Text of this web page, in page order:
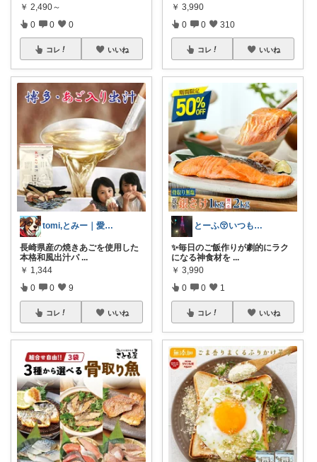
￥ 2,490～
0 0 0
コレ いいね
tomi,とみー｜愛犬家🐾
長崎県産の焼きあごを使用した
本格和風出汁パ ...
￥ 1,344
0 0 9
コレ いいね
￥ 3,990
0 0 310
コレ いいね
とーふ😚いつもご購入感謝です🙇
✨毎日のご飯作りが劇的にラク
になる神食材を ...
￥ 3,990
0 0 1
コレ いいね